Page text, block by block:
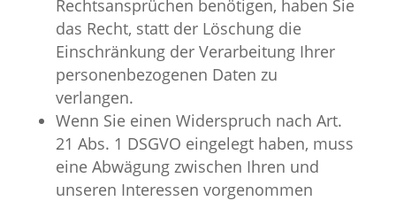
Rechtsansprüchen benötigen, haben Sie
das Recht, statt der Löschung die
Einschränkung der Verarbeitung Ihrer
personenbezogenen Daten zu
verlangen.
Wenn Sie einen Widerspruch nach Art.
21 Abs. 1 DSGVO eingelegt haben, muss
eine Abwägung zwischen Ihren und
unseren Interessen vorgenommen